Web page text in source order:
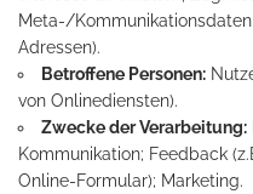
Meta-/
Adressen).
Betroffene Personen:
von Onlinediensten).
Zwecke der Verarbeitung:
Kommunikation; Feedback
Online-Formular); Marketing.